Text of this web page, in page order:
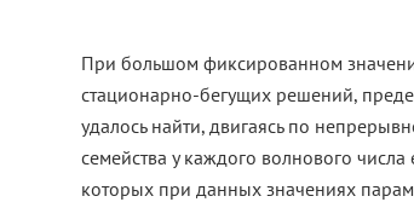
При большом фиксированном
стационарно-бегущих решений,
удалось найти, двигаясь по
семейства у каждого волнового
которых при данных значениях